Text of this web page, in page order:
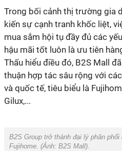
Trong bối cảnh thị trường gia
kiến sự cạnh tranh khốc liệt,
mua sắm hội tụ đầy đủ các
hậu mãi tốt luôn là ưu tiên
Thấu hiểu điều đó, B2S Mall
thuận hợp tác sâu rộng với
và quốc tế, tiêu biểu là
Gilux,...
B2S Group trở thành đại lý phân
Fujihome. (Ảnh: B2S Mall).